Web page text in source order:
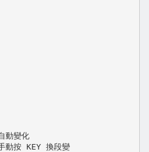
動變化
按 KEY 換段變